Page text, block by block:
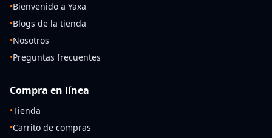
•Bienvenido a Yaxa
•Blogs de la tienda
•Nosotros
•Preguntas frecuentes
Compra en línea
•Tienda
•Carrito de compras